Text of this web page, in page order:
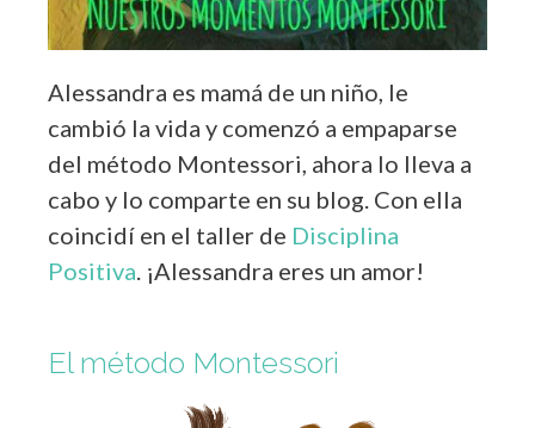
Alessandra es mamá de un niño, le
cambió la vida y comenzó a empaparse
del método Montessori, ahora lo lleva a
cabo y lo comparte en su blog. Con ella
coincidí en el taller de Disciplina
Positiva. ¡Alessandra eres un amor!
El método Montessori